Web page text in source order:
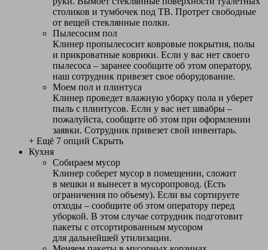
столиков и тумбочек под ТВ. Протрет свободные
от вещей стеклянные полки.
Пылесосим пол
Клинер пропылесосит ковровые покрытия, полы
и прикроватные коврики. Если у вас нет своего
пылесоса – заранее сообщите об этом оператору,
наш сотрудник привезет свое оборудование.
Моем пол и плинтуса
Клинер проведет влажную уборку пола и уберет
пыль с плинтусов. Если у вас нет швабры –
пожалуйста, сообщите об этом при оформлении
заявки. Сотрудник привезет свой инвентарь.
+ Ещё 7 опций Скрыть
Кухня
Собираем мусор
Клинер соберет мусор в помещении, сложит
в мешки и вынесет в мусоропровод. (Есть
ограничения по объему). Если вы сортируете
отходы – сообщите об этом оператору перед
уборкой. В этом случае сотрудник подготовит
пакеты с отсортированным мусором
для дальнейшей утилизации.